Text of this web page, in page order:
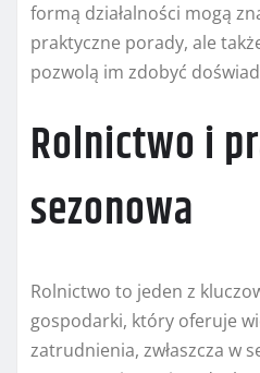
formą działalności mogą
praktyczne porady, ale
pozwolą im zdobyć
Rolnictwo i
sezonowa
Rolnictwo to jeden z
gospodarki, który oferuje
zatrudnienia, zwłaszcza w